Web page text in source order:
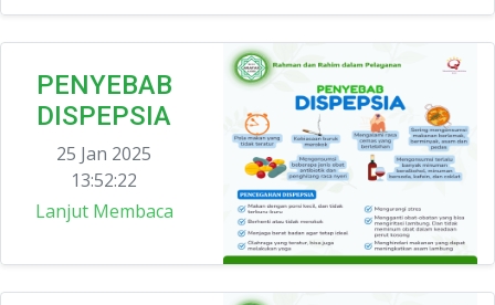
PENYEBAB
DISPEPSIA
25 Jan 2025
13:52:22
Lanjut Membaca